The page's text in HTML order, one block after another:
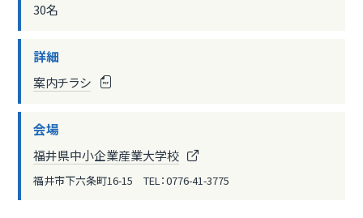
30名
詳細
案内チラシ
会場
福井県中小企業産業大学校
福井市下六条町16-15 TEL：0776-41-3775